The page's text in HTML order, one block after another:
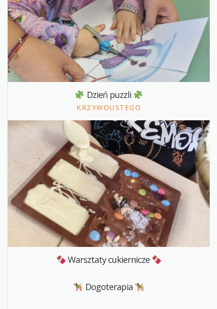
Dzień puzzli
KRZYWOUSTEGO
Warsztaty cukiernicze
Dogoterapia